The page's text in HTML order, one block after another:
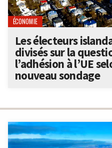
ÉCONOMIE
Les électeurs
divisés sur la
l’adhésion à l’UE
nouveau sondage